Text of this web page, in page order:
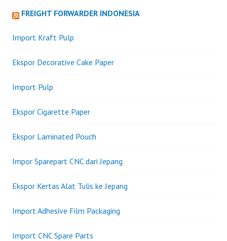
FREIGHT FORWARDER INDONESIA
Import Kraft Pulp
Ekspor Decorative Cake Paper
Import Pulp
Ekspor Cigarette Paper
Ekspor Laminated Pouch
Impor Sparepart CNC dari Jepang
Ekspor Kertas Alat Tulis ke Jepang
Import Adhesive Film Packaging
Import CNC Spare Parts